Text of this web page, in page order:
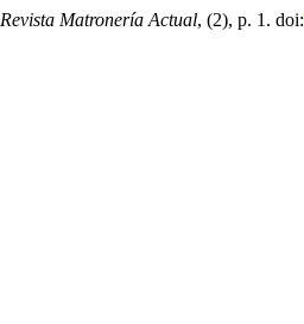
Revista Matronería Actual, (2), p. 1. doi: